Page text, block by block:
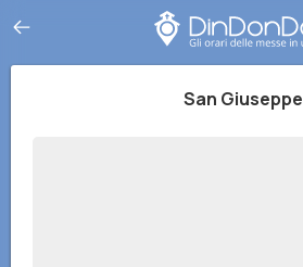
San Giuseppe